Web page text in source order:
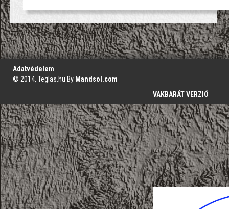
';
Adatvédelem
© 2014, Teglas.hu By Mandsol.com
VAKBARÁT VERZIÓ